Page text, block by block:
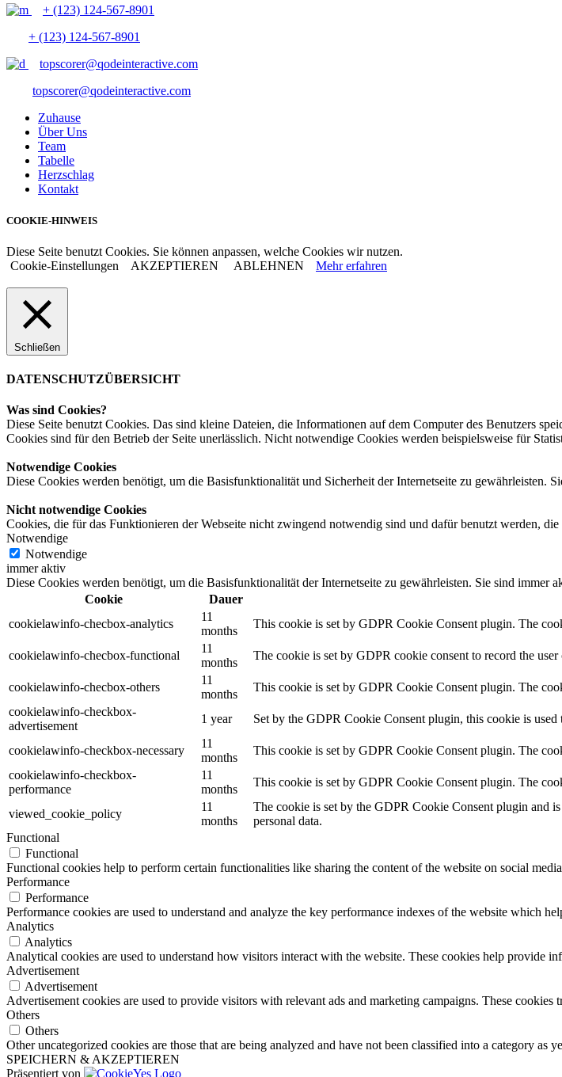
+ (123) 124-567-8901
+ (123) 124-567-8901
topscorer@qodeinteractive.com
topscorer@qodeinteractive.com
Zuhause
Über Uns
Team
Tabelle
Herzschlag
Kontakt
COOKIE-HINWEIS
Diese Seite benutzt Cookies. Sie können anpassen, welche Cookies wir nutzen.
Cookie-Einstellungen
AKZEPTIEREN ABLEHNEN Mehr erfahren
Schließen
DATENSCHUTZÜBERSICHT
Was sind Cookies?
Diese Seite benutzt Cookies. Das sind kleine Dateien, die Informationen auf dem Computer des Benutzers
Cookies sind für den Betrieb der Seite unerlässlich. Nicht notwendige Cookies werden beispielsweise für
Notwendige Cookies
Diese Cookies werden benötigt, um die Basisfunktionalität und Sicherheit der Internetseite zu gewährleisten.
Nicht notwendige Cookies
Cookies, die für das Funktionieren der Webseite nicht zwingend notwendig sind und dafür benutzt werden,
Notwendige
Notwendige
immer aktiv
Diese Cookies werden benötigt, um die Basisfunktionalität der Internetseite zu gewährleisten. Sie sind immer
Cookie
Dauer
cookielawinfo-checbox-analytics
11
months
This cookie is set by GDPR Cookie Consent plugin. The
cookielawinfo-checbox-functional
11
months
The cookie is set by GDPR cookie consent to record the
cookielawinfo-checbox-others
11
months
This cookie is set by GDPR Cookie Consent plugin. The
cookielawinfo-checkbox-
advertisement
1 year Set by the GDPR Cookie Consent plugin, this cookie is
cookielawinfo-checkbox-necessary
11
months
This cookie is set by GDPR Cookie Consent plugin. The
cookielawinfo-checkbox-
performance
11
months
This cookie is set by GDPR Cookie Consent plugin. The
viewed_cookie_policy
11
months
The cookie is set by the GDPR Cookie Consent plugin and
personal data.
Functional
Functional
Functional cookies help to perform certain functionalities like sharing the content of the website on social
Performance
Performance
Performance cookies are used to understand and analyze the key performance indexes of the website which
Analytics
Analytics
Analytical cookies are used to understand how visitors interact with the website. These cookies help provide
Advertisement
Advertisement
Advertisement cookies are used to provide visitors with relevant ads and marketing campaigns. These
Others
Others
Other uncategorized cookies are those that are being analyzed and have not been classified into a category as
SPEICHERN & AKZEPTIEREN
Präsentiert von